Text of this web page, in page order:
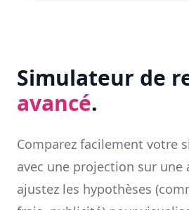
Simulateur de
avancé.
Comparez facilement votre
avec une projection sur une
ajustez les hypothèses